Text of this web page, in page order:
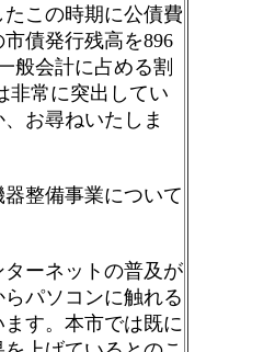
この時期に公債費
債発行残高を896
般会計に占める割
非常に突出してい
お尋ねいたしま
整備事業について
ーネットの普及が
パソコンに触れる
す。本市では既に